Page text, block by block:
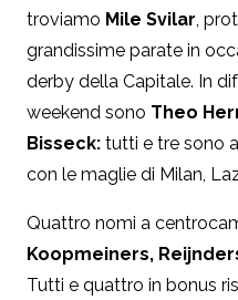
troviamo Mile Svilar ,
grandissime parate in
derby della Capitale. In
weekend sono Theo
Bisseck: tutti e tre sono
con le maglie di Milan,
Quattro nomi a
Koopmeiners,
Tutti e quattro in bonus